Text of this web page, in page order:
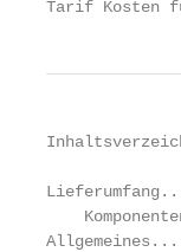
Tarif Kosten